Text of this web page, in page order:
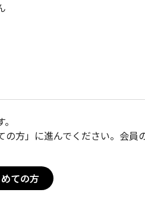
の方」に進んでください。会員
ての方